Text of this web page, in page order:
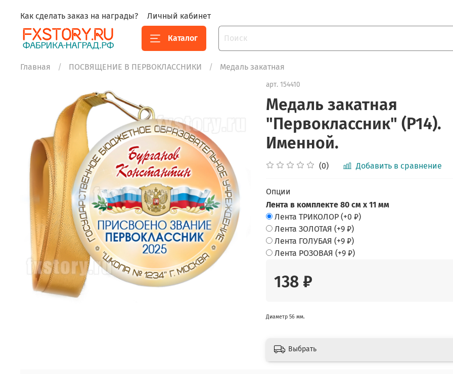
Как сделать заказ на награды? Личный кабинет
Каталог
Главная ПОСВЯЩЕНИЕ В ПЕРВОКЛАССНИКИ Медаль закатная
арт.154410
Медаль закатная
"Первоклассник" (P14).
Именной.
(0) Добавить в сравнение
Опции
Лента в комплекте 80 см х 11 мм
Лента ТРИКОЛОР (+0 ₽)
Лента ЗОЛОТАЯ (+9 ₽)
Лента ГОЛУБАЯ (+9 ₽)
Лента РОЗОВАЯ (+9 ₽)
138 ₽
Диаметр 56 мм.
Выбрать